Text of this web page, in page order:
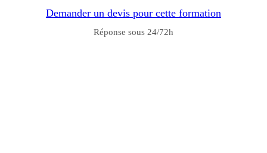
Demander un devis pour cette formation
Réponse sous 24/72h